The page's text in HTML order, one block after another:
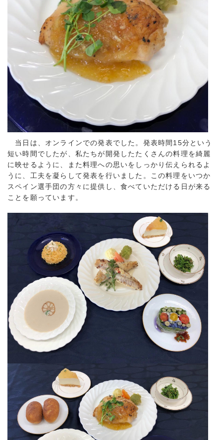
当日は、オンラインでの発表でした。発表時間15分という
短い時間でしたが、私たちが開発したたくさんの料理を綺麗
に映せるように、また料理への思いをしっかり伝えられるよ
うに、工夫を凝らして発表を行いました。この料理をいつか
スペイン選手団の方々に提供し、食べていただける日が来る
ことを願っています。